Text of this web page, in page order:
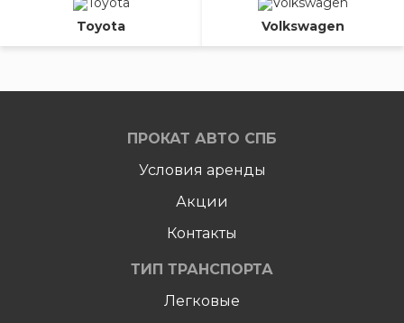
Toyota Volkswagen
ПРОКАТ АВТО СПБ
Условия аренды
Акции
Контакты
ТИП ТРАНСПОРТА
Легковые